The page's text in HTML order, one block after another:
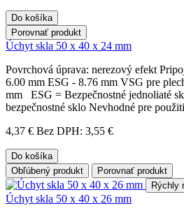
Do košíka
Porovnať produkt
Úchyt skla 50 x 40 x 24 mm
Povrchová úprava: nerezový efekt
6.00 mm ESG - 8.76 mm VSG pre
mm ESG = Bezpečnostné jednoliaté
bezpečnostné sklo Nevhodné pre
4,37 € Bez DPH: 3,55 €
Do košíka
Obľúbený produkt
Porovnať produkt
Rýchly
Úchyt skla 50 x 40 x 26 mm